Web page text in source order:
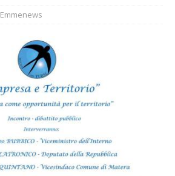
Emmenews